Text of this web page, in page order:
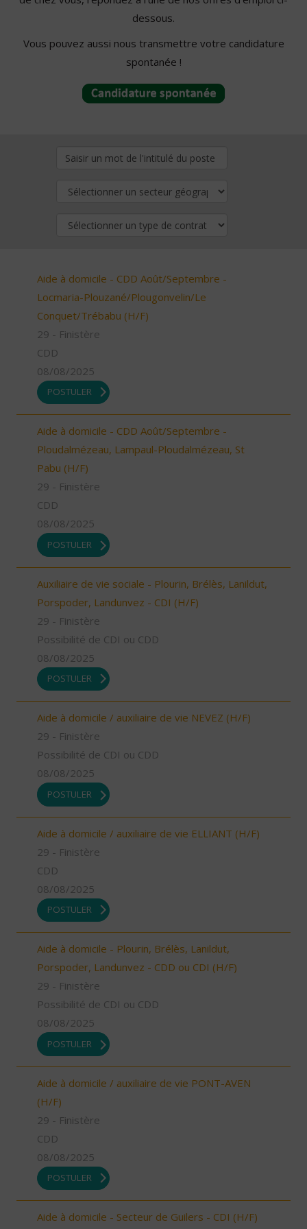
dessous.
Vous pouvez aussi nous transmettre votre candidature
spontanée !
Aide à domicile - CDD Août/Septembre -
Locmaria-Plouzané/Plougonvelin/Le
Conquet/Trébabu (H/F)
29 - Finistère
CDD
08/08/2025
POSTULER
Aide à domicile - CDD Août/Septembre -
Ploudalmézeau, Lampaul-Ploudalmézeau, St
Pabu (H/F)
29 - Finistère
CDD
08/08/2025
POSTULER
Auxiliaire de vie sociale - Plourin, Brélès, Lanildut,
Porspoder, Landunvez - CDI (H/F)
29 - Finistère
Possibilité de CDI ou CDD
08/08/2025
POSTULER
Aide à domicile / auxiliaire de vie NEVEZ (H/F)
29 - Finistère
Possibilité de CDI ou CDD
08/08/2025
POSTULER
Aide à domicile / auxiliaire de vie ELLIANT (H/F)
29 - Finistère
CDD
08/08/2025
POSTULER
Aide à domicile - Plourin, Brélès, Lanildut,
Porspoder, Landunvez - CDD ou CDI (H/F)
29 - Finistère
Possibilité de CDI ou CDD
08/08/2025
POSTULER
Aide à domicile / auxiliaire de vie PONT-AVEN
(H/F)
29 - Finistère
CDD
08/08/2025
POSTULER
Aide à domicile - Secteur de Guilers - CDI (H/F)